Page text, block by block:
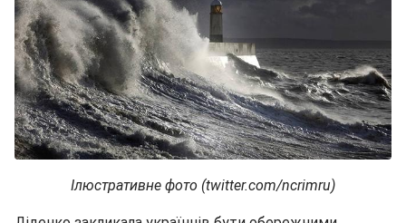
Ілюстративне фото (twitter.com/ncrimru)